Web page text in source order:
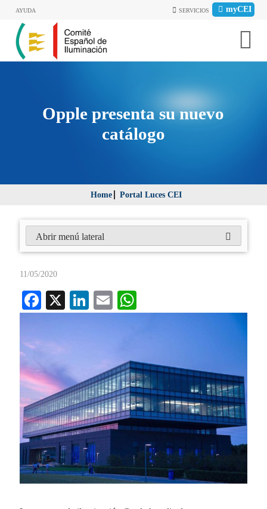
AYUDA myCEI
SERVICIOS
Opple presenta su nuevo
catálogo
Home Portal Luces CEI
11/05/2020
Fa
ce
bo
ok
X
Li
nk
In
E
m ha
A
pp
Abrir menú lateral